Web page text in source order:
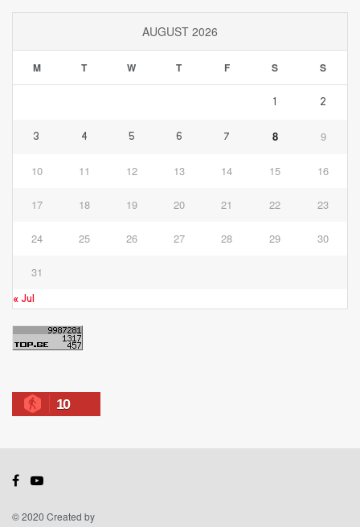
AUGUST 2026
M T W T F S S
1 2
3 4 5 6 7 8 9
10 11 12 13 14 15 16
17 18 19 20 21 22 23
24 25 26 27 28 29 30
31
« Jul
10
© 2020 Created by